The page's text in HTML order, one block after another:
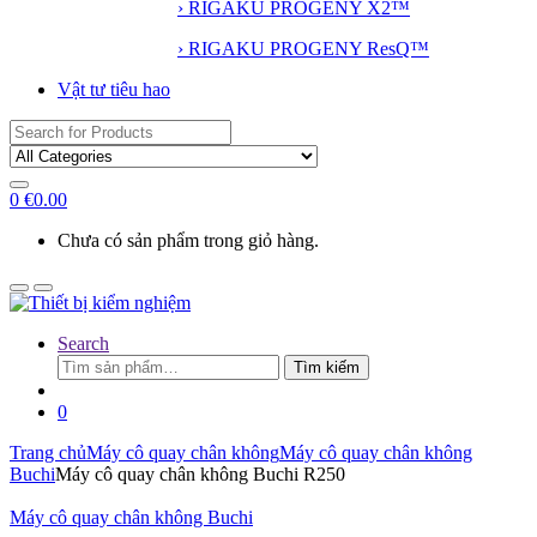
› RIGAKU PROGENY X2™
› RIGAKU PROGENY ResQ™
Vật tư tiêu hao
Search
for:
0 €0.00
Chưa có sản phẩm trong giỏ hàng.
Search
Tìm
kiếm:
Tìm kiếm
0
Trang chủMáy cô quay chân khôngMáy cô quay chân không
BuchiMáy cô quay chân không Buchi R250
Máy cô quay chân không Buchi